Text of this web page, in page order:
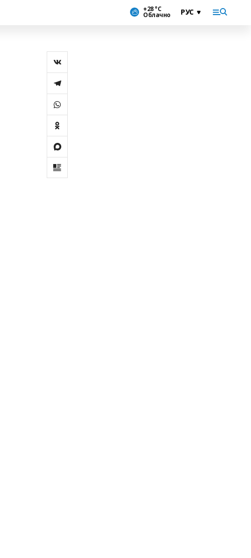
+28 °С
Облачно